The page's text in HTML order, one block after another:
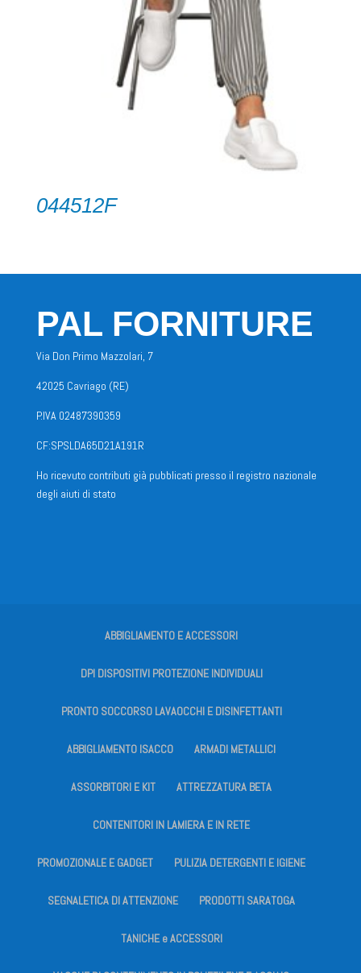
044512F
PAL FORNITURE
Via Don Primo Mazzolari, 7
42025 Cavriago (RE)
P.IVA 02487390359
CF:SPSLDA65D21A191R
Ho ricevuto contributi già pubblicati presso il registro nazionale
degli aiuti di stato
ABBIGLIAMENTO E ACCESSORI
DPI DISPOSITIVI PROTEZIONE INDIVIDUALI
PRONTO SOCCORSO LAVAOCCHI E DISINFETTANTI
ABBIGLIAMENTO ISACCO ARMADI METALLICI
ASSORBITORI E KIT ATTREZZATURA BETA
CONTENITORI IN LAMIERA E IN RETE
PROMOZIONALE E GADGET PULIZIA DETERGENTI E IGIENE
SEGNALETICA DI ATTENZIONE PRODOTTI SARATOGA
TANICHE e ACCESSORI